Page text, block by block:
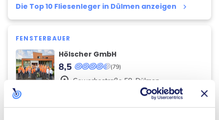
Die Top 10 Fliesenleger in Dülmen anzeigen keyboard_arrow_right
FENSTERBAUER
Hölscher GmbH
(79)
8,5
Die Top 10 Fensterbauer in Dülmen anzeigen
place Gewerbestraße 58 Dülmen